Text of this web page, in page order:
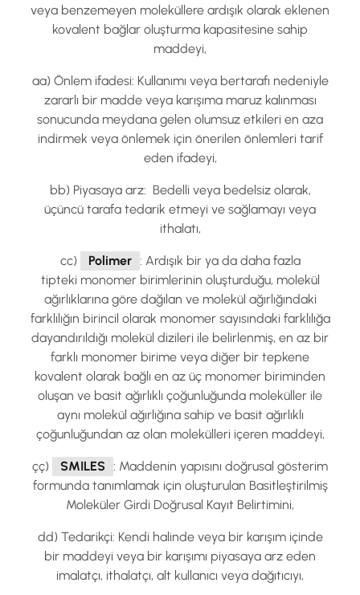
veya benzemeyen moleküllere ardışık olarak eklenen
kovalent bağlar oluşturma kapasitesine sahip
maddeyi,
aa) Önlem ifadesi: Kullanımı veya bertarafı nedeniyle
zararlı bir madde veya karışıma maruz kalınması
sonucunda meydana gelen olumsuz etkileri en aza
indirmek veya önlemek için önerilen önlemleri tarif
eden ifadeyi,
bb) Piyasaya arz: Bedelli veya bedelsiz olarak,
üçüncü tarafa tedarik etmeyi ve sağlamayı veya
ithalatı,
cc) Polimer : Ardışık bir ya da daha fazla
tipteki monomer birimlerinin oluşturduğu, molekül
ağırlıklarına göre dağılan ve molekül ağırlığındaki
farklılığın birincil olarak monomer sayısındaki farklılığa
dayandırıldığı molekül dizileri ile belirlenmiş, en az bir
farklı monomer birime veya diğer bir tepkene
kovalent olarak bağlı en az üç monomer biriminden
oluşan ve basit ağırlıklı çoğunluğunda moleküller ile
aynı molekül ağırlığına sahip ve basit ağırlıklı
çoğunluğundan az olan molekülleri içeren maddeyi,
çç) SMILES : Maddenin yapısını doğrusal gösterim
formunda tanımlamak için oluşturulan Basitleştirilmiş
Moleküler Girdi Doğrusal Kayıt Belirtimini,
dd) Tedarikçi: Kendi halinde veya bir karışım içinde
bir maddeyi veya bir karışımı piyasaya arz eden
imalatçı, ithalatçı, alt kullanıcı veya dağıtıcıyı,